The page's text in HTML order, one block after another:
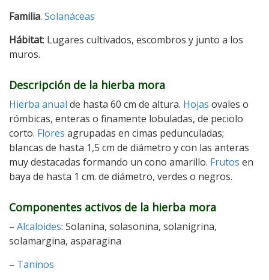
Familia. Solanáceas
Hábitat: Lugares cultivados, escombros y junto a los
muros.
Descripción de la hierba mora
Hierba anual de hasta 60 cm de altura. Hojas ovales o
rómbicas, enteras o finamente lobuladas, de peciolo
corto. Flores agrupadas en cimas pedunculadas;
blancas de hasta 1,5 cm de diámetro y con las anteras
muy destacadas formando un cono amarillo. Frutos en
baya de hasta 1 cm. de diámetro, verdes o negros.
Componentes activos de la hierba mora
– Alcaloides: Solanina, solasonina, solanigrina,
solamargina, asparagina
– Taninos